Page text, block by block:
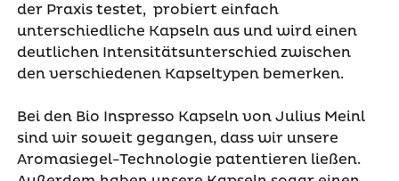
der Praxis testet, probiert einfach
unterschiedliche Kapseln aus und wird einen
deutlichen Intensitätsunterschied zwischen
den verschiedenen Kapseltypen bemerken.
Bei den Bio Inspresso Kapseln von Julius Meinl
sind wir soweit gegangen, dass wir unsere
Aromasiegel-Technologie patentieren ließen.